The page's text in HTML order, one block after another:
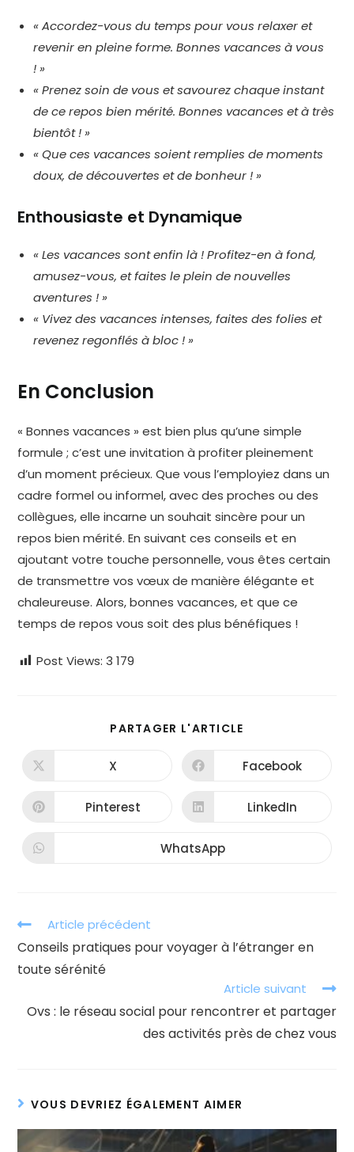
« Accordez-vous du temps pour vous relaxer et
revenir en pleine forme. Bonnes vacances à vous
! »
« Prenez soin de vous et savourez chaque instant
de ce repos bien mérité. Bonnes vacances et à très
bientôt ! »
« Que ces vacances soient remplies de moments
doux, de découvertes et de bonheur ! »
Enthousiaste et Dynamique
« Les vacances sont enfin là ! Profitez-en à fond,
amusez-vous, et faites le plein de nouvelles
aventures ! »
« Vivez des vacances intenses, faites des folies et
revenez regonflés à bloc ! »
En Conclusion
« Bonnes vacances » est bien plus qu’une simple
formule ; c’est une invitation à profiter pleinement
d’un moment précieux. Que vous l’employiez dans un
cadre formel ou informel, avec des proches ou des
collègues, elle incarne un souhait sincère pour un
repos bien mérité. En suivant ces conseils et en
ajoutant votre touche personnelle, vous êtes certain
de transmettre vos vœux de manière élégante et
chaleureuse. Alors, bonnes vacances, et que ce
temps de repos vous soit des plus bénéfiques !
Post Views: 3 179
PARTAGER L'ARTICLE
CONTENU
Ouvrir
autre
fenêtre
X Ouvrir
autre
fenêtre
Facebook
Ouvrir
Pinterest Ouvrir
LinkedIn
Ouvrir
WhatsApp
Read
articles
Article précédent
Conseils pratiques pour voyager à l’étranger en
toute sérénité
Article suivant
Ovs : le réseau social pour rencontrer et partager
des activités près de chez vous
VOUS DEVRIEZ ÉGALEMENT AIMER